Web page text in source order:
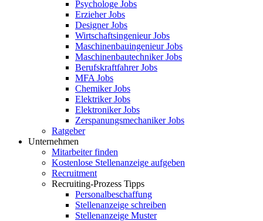
Psychologe Jobs
Erzieher Jobs
Designer Jobs
Wirtschaftsingenieur Jobs
Maschinenbauingenieur Jobs
Maschinenbautechniker Jobs
Berufskraftfahrer Jobs
MFA Jobs
Chemiker Jobs
Elektriker Jobs
Elektroniker Jobs
Zerspanungsmechaniker Jobs
Ratgeber
Unternehmen
Mitarbeiter finden
Kostenlose Stellenanzeige aufgeben
Recruitment
Recruiting-Prozess Tipps
Personalbeschaffung
Stellenanzeige schreiben
Stellenanzeige Muster